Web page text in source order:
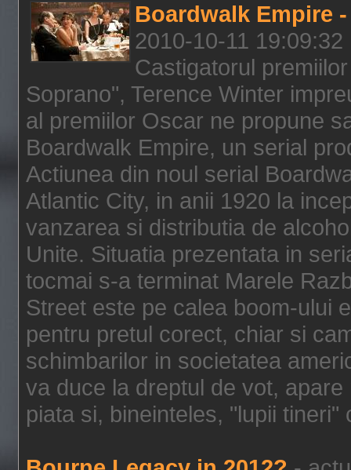
Boardwalk Empire
2010-10-11 19:09:32
Castigatorul
Soprano", Terence Winter
al premiilor Oscar ne propune
Boardwalk Empire, un serial
Actiunea din noul serial
Atlantic City, in anii 1920 la
vanzarea si distributia de
Unite. Situatia prezentata in
tocmai s-a terminat Marele
Street este pe calea boom-ului
pentru pretul corect, chiar si
schimbarilor in societatea
va duce la dreptul de vot,
piata si, bineinteles, "lupii